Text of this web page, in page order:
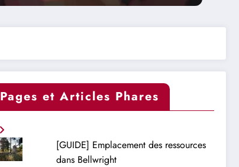
Pages et Articles Phares
[GUIDE] Emplacement des ressources
dans Bellwright